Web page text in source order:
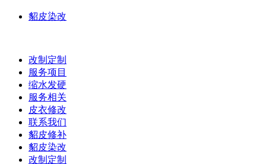
貂皮染改
改制定制
服务项目
缩水发硬
服务相关
皮衣修改
联系我们
貂皮修补
貂皮染改
改制定制